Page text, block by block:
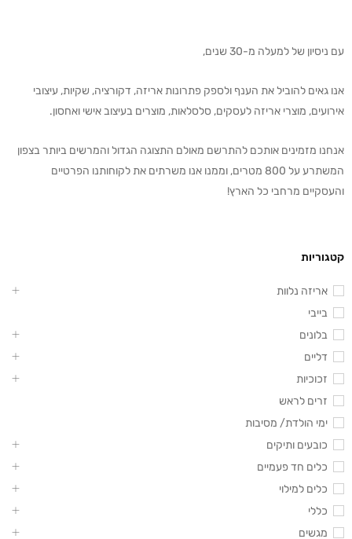
עם ניסיון של למעלה מ-30 שנים,
אנו גאים להוביל את הענף ולספק פתרונות אריזה, דקורציה, שקיות, עיצובי
אירועים, מוצרי אריזה לעסקים, סלסלאות, מוצרים בעיצוב אישי ואחסון.
אנחנו מזמינים אותכם להתרשם מאולם התצוגה הגדול והמרשים ביותר בצפון
המשתרע על 800 מטרים, וממנו אנו משרתים את לקוחותנו הפרטיים
והעסקיים מרחבי כל הארץ!
קטגוריות
אריזה נלוות
בייבי
בלונים
דליים
זכוכיות
זרים לראש
ימי הולדת/ מסיבות
כובעים ותיקים
כלים חד פעמיים
כלים למילוי
כללי
מגשים